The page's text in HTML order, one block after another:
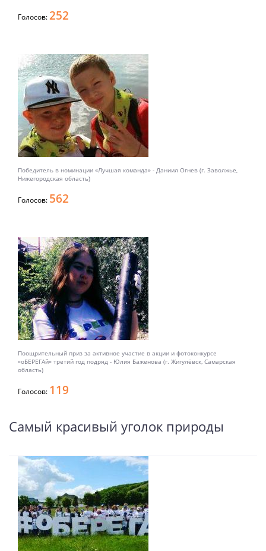
Голосов:252
Победитель в номинации «Лучшая команда» - Даниил Огнев (г. Заволжье,
Нижегородская область)
Голосов: 562
Поощрительный приз за активное участие в акции и фотоконкурсе
«оБЕРЕГАй» третий год подряд - Юлия Баженова (г. Жигулёвск, Самарская
область)
Голосов: 119
Самый красивый уголок природы